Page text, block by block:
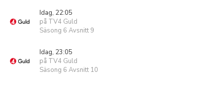
Idag, 22:05
på TV4 Guld
Säsong 6 Avsnitt 9
Idag, 23:05
på TV4 Guld
Säsong 6 Avsnitt 10